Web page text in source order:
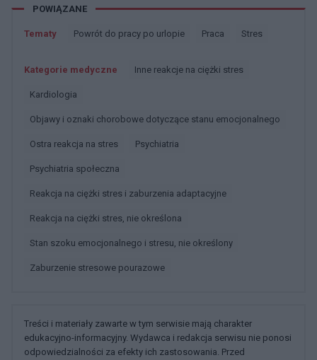
POWIĄZANE
Tematy Powrót do pracy po urlopie Praca Stres
Kategorie medyczne Inne reakcje na ciężki stres
Kardiologia
Objawy i oznaki chorobowe dotyczące stanu emocjonalnego
Ostra reakcja na stres Psychiatria
Psychiatria społeczna
Reakcja na ciężki stres i zaburzenia adaptacyjne
Reakcja na ciężki stres, nie określona
Stan szoku emocjonalnego i stresu, nie określony
Zaburzenie stresowe pourazowe
Treści i materiały zawarte w tym serwisie mają charakter
edukacyjno-informacyjny. Wydawca i redakcja serwisu nie ponosi
odpowiedzialności za efekty ich zastosowania. Przed